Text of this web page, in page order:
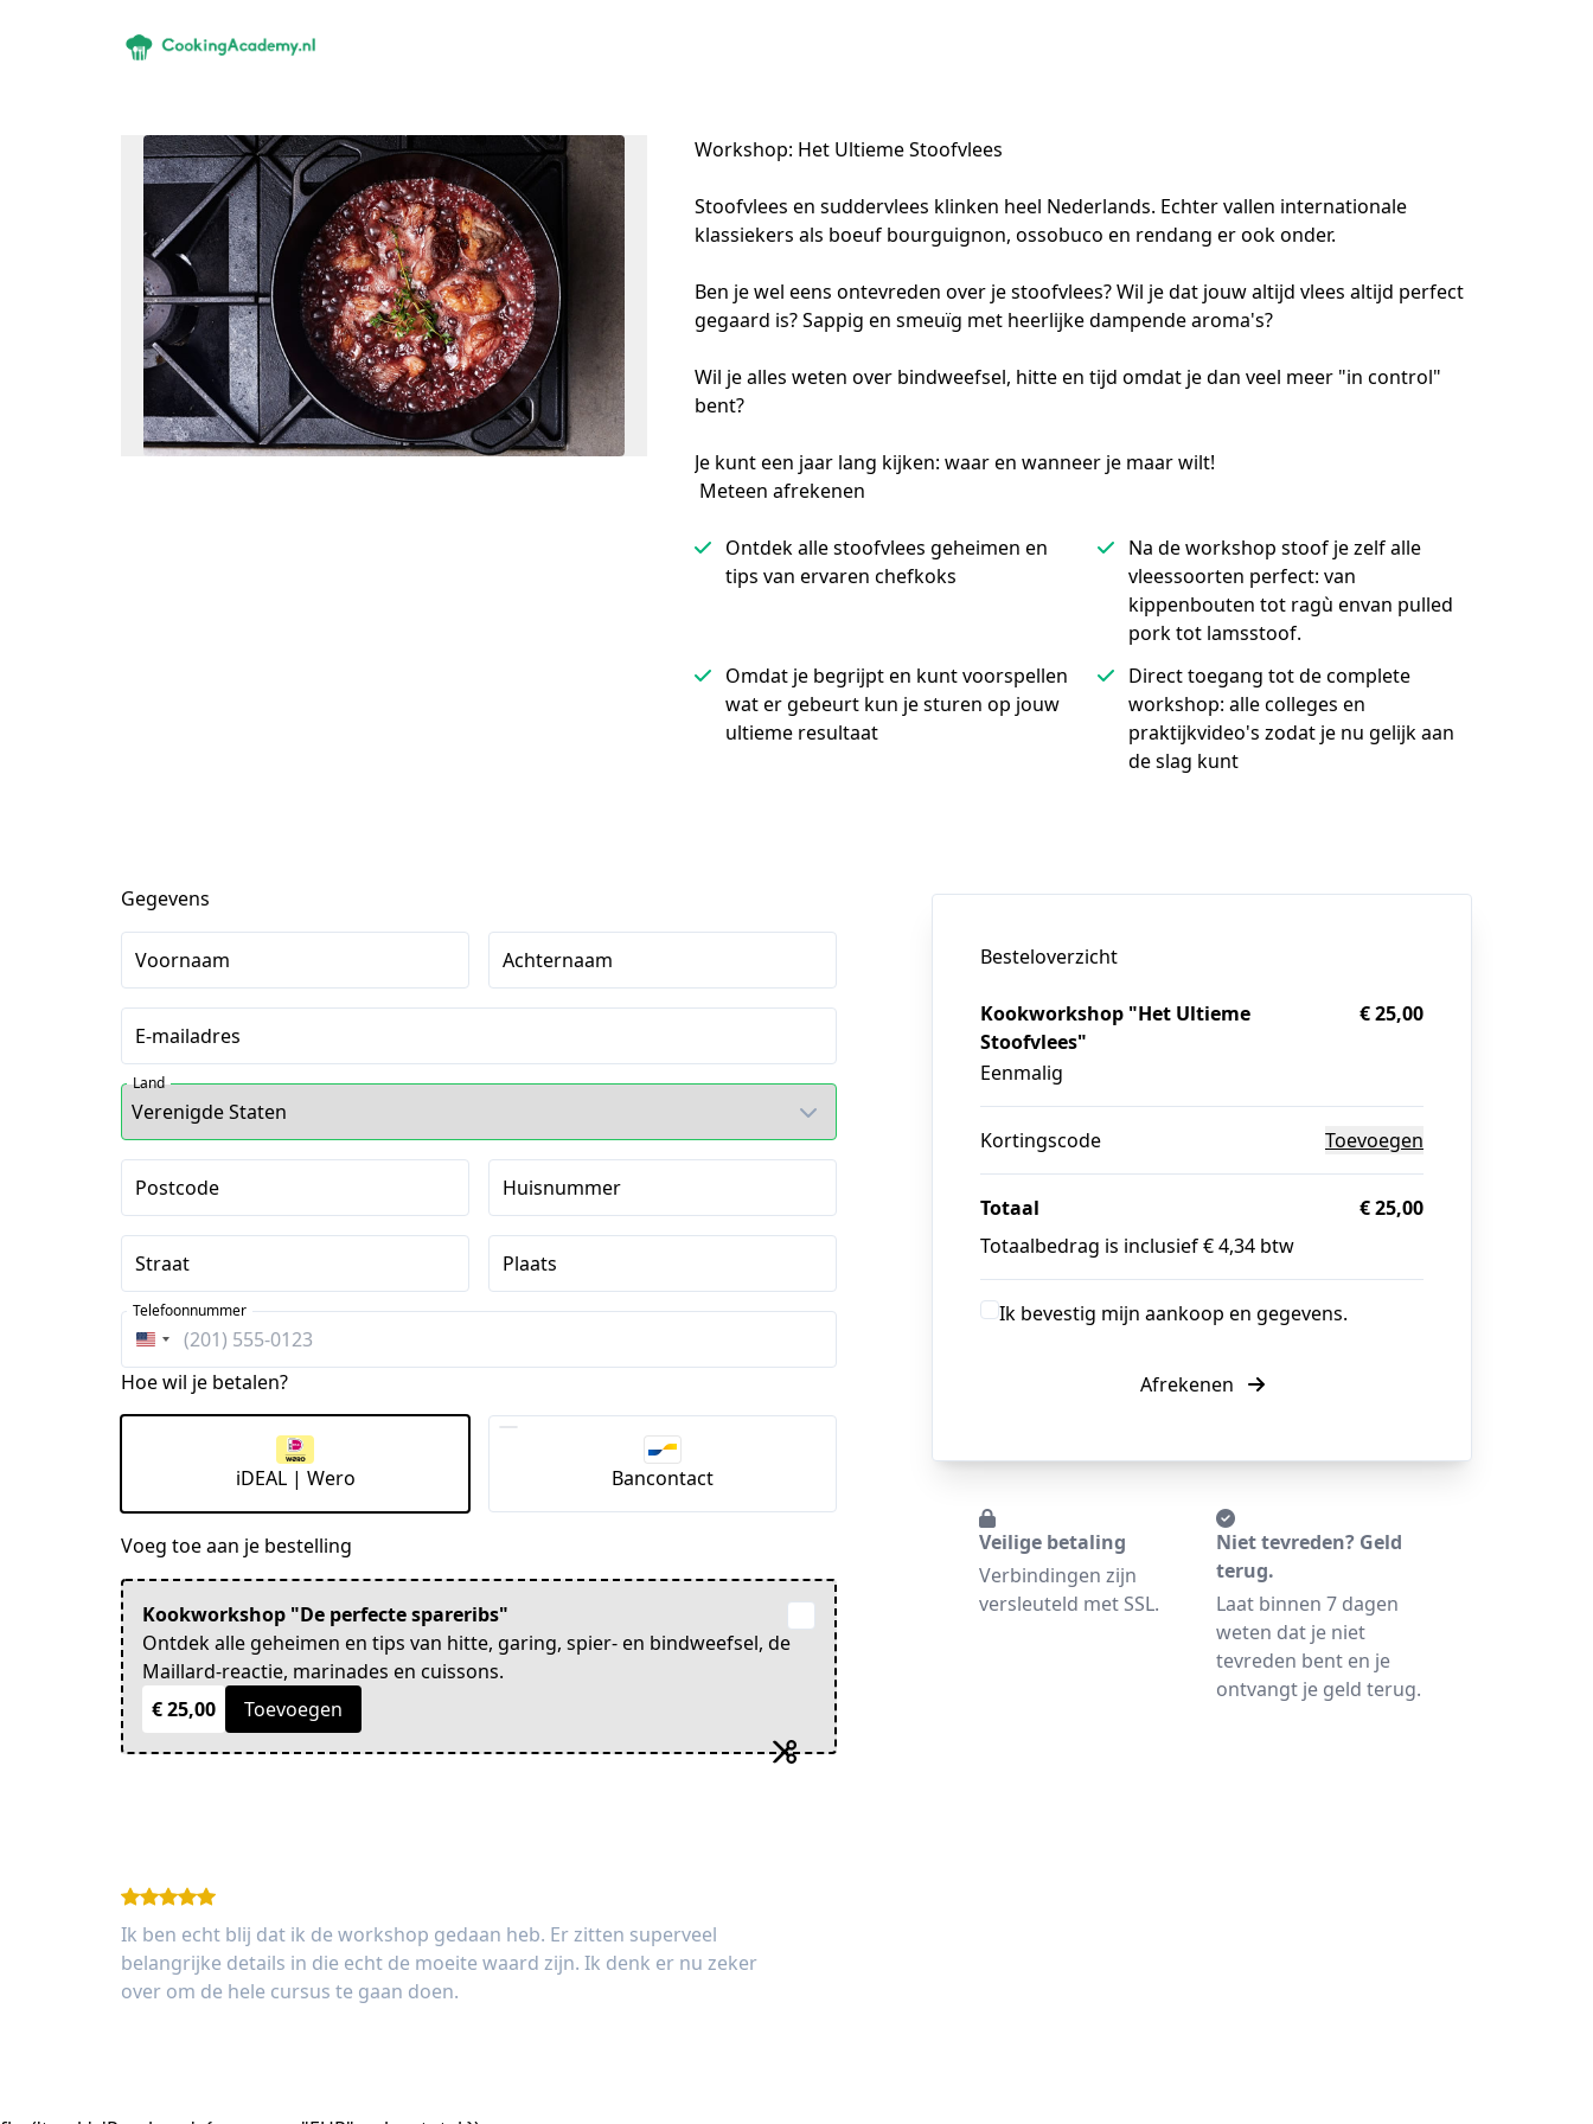
Workshop: Het Ultieme Stoofvlees
Stoofvlees en suddervlees klinken heel Nederlands. Echter vallen internationale
klassiekers als boeuf bourguignon, ossobuco en rendang er ook onder.
Ben je wel eens ontevreden over je stoofvlees? Wil je dat jouw altijd vlees altijd perfect
gegaard is? Sappig en smeuïg met heerlijke dampende aroma's?
Wil je alles weten over bindweefsel, hitte en tijd omdat je dan veel meer "in control"
bent?
Je kunt een jaar lang kijken: waar en wanneer je maar wilt!
Meteen afrekenen
Ontdek alle stoofvlees geheimen en
tips van ervaren chefkoks
Na de workshop stoof je zelf alle
vleessoorten perfect: van
kippenbouten tot ragù envan pulled
pork tot lamsstoof.
Omdat je begrijpt en kunt voorspellen
wat er gebeurt kun je sturen op jouw
ultieme resultaat
Direct toegang tot de complete
workshop: alle colleges en
praktijkvideo's zodat je nu gelijk aan
de slag kunt
Gegevens
Voornaam Achternaam
E-mailadres
Land
Postcode Huisnummer
Straat Plaats
Verenigde
Staten
Telefoonnummer
Hoe wil je betalen?
iDEAL | Wero Bancontact
Voeg toe aan je bestelling
Kookworkshop "De perfecte spareribs"
Ontdek alle geheimen en tips van hitte, garing, spier- en bindweefsel, de
Maillard-reactie, marinades en cuissons.
€ 25,00
Toevoegen
Besteloverzicht
Kookworkshop "Het Ultieme
Stoofvlees"
Eenmalig
€ 25,00
Kortingscode Toevoegen
Totaal
€ 25,00
Totaalbedrag is inclusief € 4,34 btw
Ik bevestig mijn aankoop en gegevens.
Afrekenen
Veilige betaling
Verbindingen zijn
versleuteld met SSL.
Niet tevreden? Geld
terug.
Laat binnen 7 dagen
weten dat je niet
tevreden bent en je
ontvangt je geld terug.
Ik ben echt blij dat ik de workshop gedaan heb. Er zitten superveel
belangrijke details in die echt de moeite waard zijn. Ik denk er nu zeker
over om de hele cursus te gaan doen.